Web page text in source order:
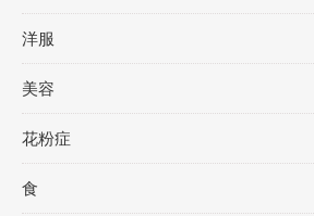
洋服
美容
花粉症
食